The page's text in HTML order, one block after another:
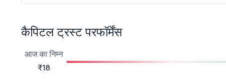
कैपिटल ट्रस्ट परफॉर्मेंस
आज का निम्न
₹18